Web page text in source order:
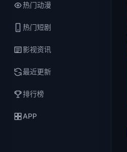
热门动漫
热门短剧
影视资讯
最近更新
排行榜
APP